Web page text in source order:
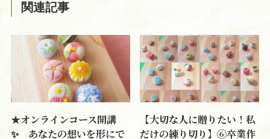
関連記事
★オンラインコース開講
✨ あなたの想いを形にで
【大切な人に贈りたい！私
だけの練り切り】⑥卒業作